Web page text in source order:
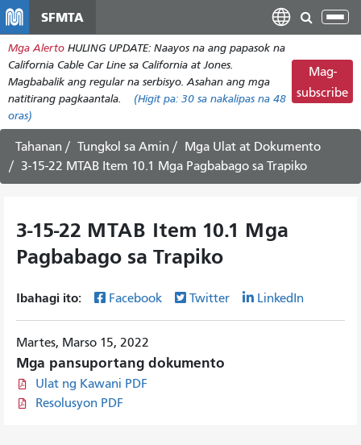
pangunahing
nilalaman
SFMTA
I-
ang
Mga Alerto HULING UPDATE: Naayos na ang papasok na
California Cable Car Line sa California at Jones.
Magbabalik ang regular na serbisyo. Asahan ang mga
natitirang pagkaantala.
(Higit pa: 30 sa nakalipas na 48
oras)
Mag-
subscribe
Tahanan Tungkol sa Amin
Mga Ulat at Dokumento
3-15-22 MTAB Item 10.1 Mga Pagbabago sa Trapiko
3-15-22 MTAB Item 10.1 Mga
Pagbabago sa Trapiko
Ibahagi ito: Facebook Twitter LinkedIn
Martes, Marso 15, 2022
Mga pansuportang dokumento
Ulat ng Kawani PDF
Resolusyon PDF